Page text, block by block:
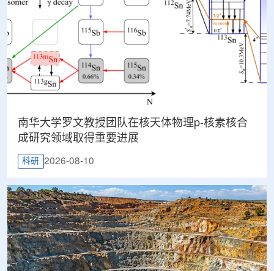
南华大学罗文教授团队在核天体物理p-核素核合
成研究领域取得重要进展
科研 2026-08-10